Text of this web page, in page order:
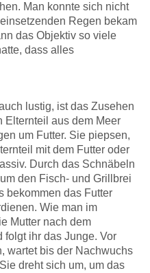
Man konnte sich nicht
Regen bekam
das Objektiv so viele
dass alles
lustig, ist das Zusehen
Elternteil aus dem Meer
um Futter. Sie piepsen,
mit dem Futter oder
Durch das Schnäbeln
den Fisch- und Grillbrei
bekommen das Futter
Wie man im
Mutter nach dem
folgt ihr das Junge. Vor
wartet bis der Nachwuchs
dreht sich um, um das